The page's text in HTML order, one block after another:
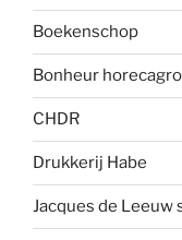
Boekenschop
Bonheur
CHDR
Drukkerij Habe
Jacques de Leeuw